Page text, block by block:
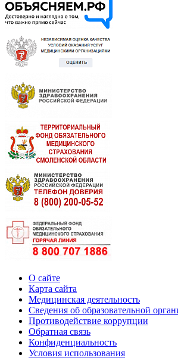
О сайте
Карта сайта
Медицинская деятельность
Сведения об образовательной
Противодействие коррупции
Обратная связь
Конфиденциальность
Условия использования